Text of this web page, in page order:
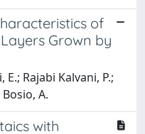
of
Grown by
Rajabi Kalvani, P.;
A.
with